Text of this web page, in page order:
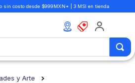
sin costo desde $999MXN* | 3 MSI en tienda
y Arte